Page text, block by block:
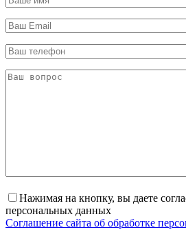
Нажимая на кнопку, вы даете
персональных данных
Соглашение сайта об обработке